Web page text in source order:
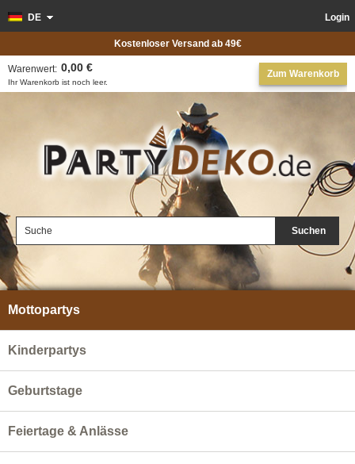
Suchen
Login
DE
Zum Warenkorb
Ihr Warenkorb ist noch leer.
Warenwert: 0,00 €
Kostenloser Versand ab 49€
Mottopartys
Kinderpartys
Geburtstage
Feiertage & Anlässe